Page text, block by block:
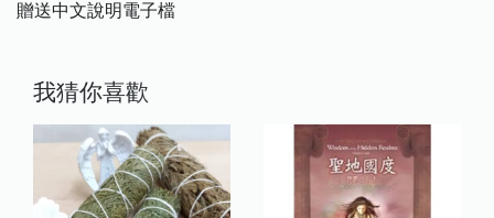
贈送中文說明電子檔
我猜你喜歡